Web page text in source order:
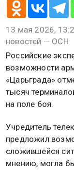
13 мая 2026,
новостей — ОСН
Российские
возможности
«Царьграда»
тысяч
на поле боя.
Учредитель
предложил
сложившейся
мнению, могла